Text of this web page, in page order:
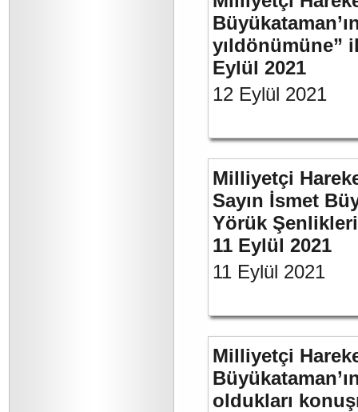
yıldönümüne”
Eylül 2021
12 Eylül 2021
Milliyetçi
Sayın İsmet
Yörük
11 Eylül 2021
11 Eylül 2021
Milliyetçi
oldukları